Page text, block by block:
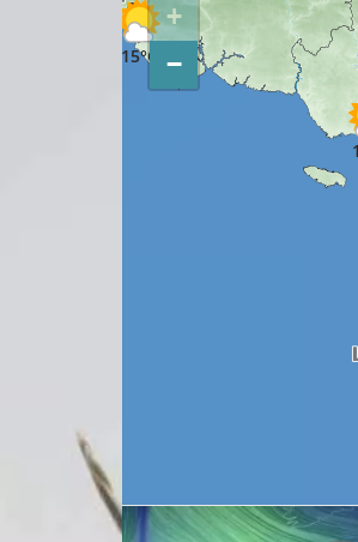
15°C
+
−